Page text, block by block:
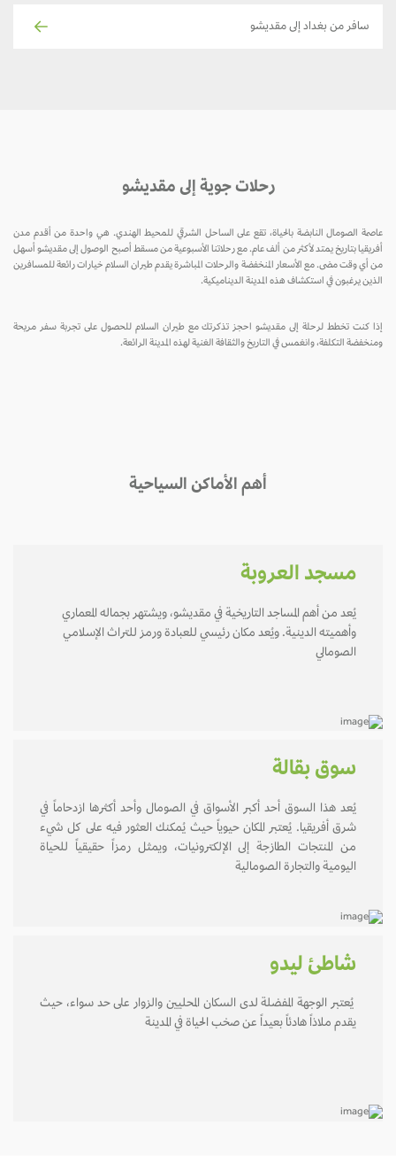
سافر من بغداد إلى مقديشو
رحلات جوية إلى مقديشو
عاصمة الصومال النابضة بالحياة، تقع على الساحل الشرقي للمحيط الهندي. هي واحدة من أقدم مدن
أفريقيا بتاريخ يمتد لأكثر من ألف عام. مع رحلاتنا الأسبوعية من مسقط أصبح الوصول إلى مقديشو أسهل
من أي وقت مضى. مع الأسعار المنخفضة والرحلات المباشرة يقدم طيران السلام خيارات رائعة للمسافرين
الذين يرغبون في استكشاف هذه المدينة الديناميكية.
إذا كنت تخطط لرحلة إلى مقديشو احجز تذكرتك مع طيران السلام للحصول على تجربة سفر مريحة
ومنخفضة التكلفة، وانغمس في التاريخ والثقافة الغنية لهذه المدينة الرائعة.
أهم الأماكن السياحية
مسجد العروبة
يُعد من أهم المساجد التاريخية في مقديشو، ويشتهر بجماله المعماري
وأهميته الدينية. ويُعد مكان رئيسي للعبادة ورمز للتراث الإسلامي
الصومالي
سوق بقالة
يُعد هذا السوق أحد أكبر الأسواق في الصومال وأحد أكثرها ازدحاماً في
شرق أفريقيا. يُعتبر المكان حيوياً حيث يُمكنك العثور فيه على كل شيء
من المنتجات الطازجة إلى الإلكترونيات، ويمثل رمزاً حقيقياً للحياة
اليومية والتجارة الصومالية
شاطئ ليدو
يُعتبر الوجهة المفضلة لدى السكان المحليين والزوار على حد سواء، حيث
يقدم ملاذاً هادئاً بعيداً عن صخب الحياة في المدينة